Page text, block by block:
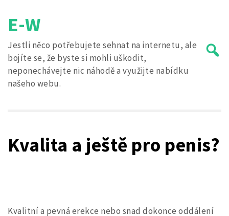
content
E-W
Jestli něco potřebujete sehnat na internetu, ale
bojíte se, že byste si mohli uškodit,
neponechávejte nic náhodě a využijte nabídku
našeho webu.
Kvalita a ještě pro penis?
Kvalitní a pevná erekce nebo snad dokonce oddálení